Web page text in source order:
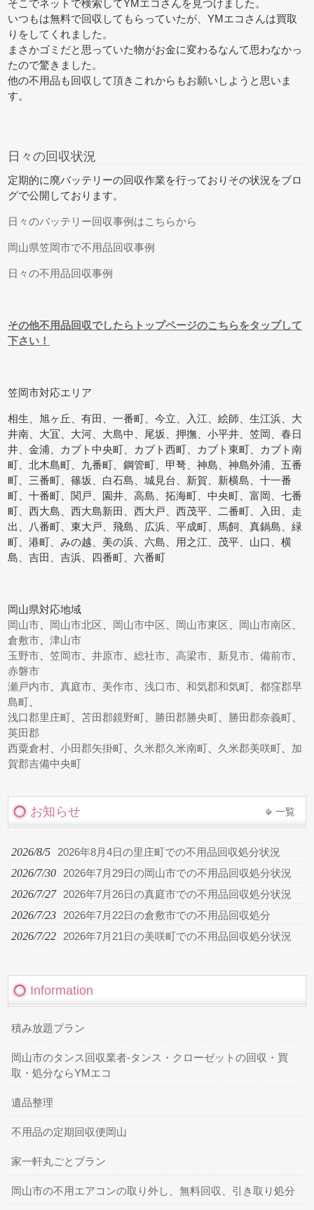
そこでネットで検索してYMエコさんを見つけました。
いつもは無料で回収してもらっていたが、YMエコさんは買取
りをしてくれました。
まさかゴミだと思っていた物がお金に変わるなんて思わなかっ
たので驚きました。
他の不用品も回収して頂きこれからもお願いしようと思いま
す。
日々の回収状況
定期的に廃バッテリーの回収作業を行っておりその状況をブロ
グで公開しております。
日々のバッテリー回収事例はこちらから
岡山県笠岡市で不用品回収事例
日々の不用品回収事例
その他不用品回収でしたらトップページのこちらをタップして
下さい！
笠岡市対応エリア
相生、旭ヶ丘、有田、一番町、今立、入江、絵師、生江浜、大
井南、大冝、大河、大島中、尾坂、押撫、小平井、笠岡、春日
井、金浦、カブト中央町、カブト西町、カブト東町、カブト南
町、北木島町、九番町、鋼管町、甲弩、神島、神島外浦、五番
町、三番町、篠坂、白石島、城見台、新賀、新横島、十一番
町、十番町、関戸、園井、高島、拓海町、中央町、富岡、七番
町、西大島、西大島新田、西大戸、西茂平、二番町、入田、走
出、八番町、東大戸、飛島、広浜、平成町、馬飼、真鍋島、緑
町、港町、みの越、美の浜、六島、用之江、茂平、山口、横
島、吉田、吉浜、四番町、六番町
岡山県対応地域
岡山市
岡山市北区 岡山市中区 岡山市東区 岡山市南区
倉敷市 、津山市
玉野市 、笠岡市 、井原市 、総社市 、高梁市 新見市 、備前市
赤磐市
瀬戸内市 、真庭市 美作市 、浅口市 、和気郡和気町 、都窪郡早
島町
浅口郡里庄町 、苫田郡鏡野町 勝田郡勝央町 勝田郡奈義町
英田郡
西粟倉村 、小田郡矢掛町 久米郡久米南町 久米郡美咲町
加
賀郡吉備中央町
お知らせ 一覧
2026/8/5 2026年8月4日の里庄町での不用品回収処分状況
2026/7/30 2026年7月29日の岡山市での不用品回収処分状況
2026/7/27 2026年7月26日の真庭市での不用品回収処分状況
2026/7/23 2026年7月22日の倉敷市での不用品回収処分
2026/7/22 2026年7月21日の美咲町での不用品回収処分状況
Information
積み放題プラン
岡山市のタンス回収業者-タンス・クローゼットの回収・買
取・処分ならYMエコ
遺品整理
不用品の定期回収便岡山
家一軒丸ごとプラン
岡山市の不用エアコンの取り外し、無料回収、引き取り処分